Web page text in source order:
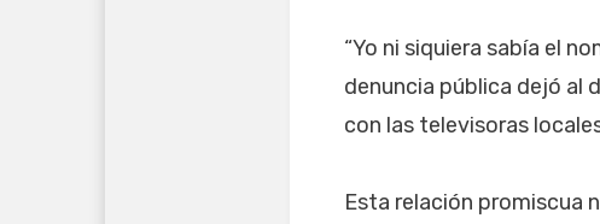
“Yo ni siquiera sabía el
denuncia pública dejó al
con las televisoras
Esta relación promiscua